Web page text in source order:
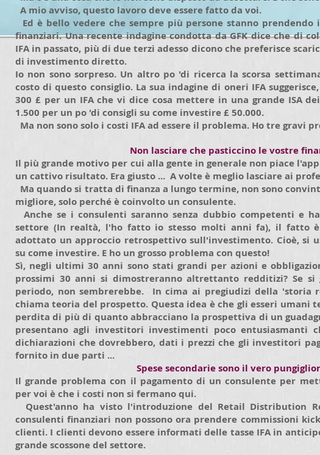
A mio avviso, questo lavoro deve essere fatto da voi.
Ed è bello vedere che sempre più persone stanno
finanziari. Una recente indagine condotta da GFK dice che di
IFA in passato, più di due terzi adesso dicono che preferisce
di investimento diretto.
Io non sono sorpreso. Un altro po 'di ricerca la scorsa
costo di questo consiglio. La sua indagine di oneri IFA
300 £ per un IFA che vi dice cosa mettere in una grande ISA
1.500 per un po 'di consigli su come investire £ 50.000.
Ma non sono solo i costi IFA ad essere il problema. Ho tre gravi
Non lasciare che pasticcino le vostre
Il più grande motivo per cui alla gente in generale non piace
un cattivo risultato. Era giusto ... A volte è meglio lasciare ai
Ma quando si tratta di finanza a lungo termine, non sono
migliore, solo perché è coinvolto un consulente.
Anche se i consulenti saranno senza dubbio competenti e
settore (In realtà, l'ho fatto io stesso molti anni fa), il fatto
adottato un approccio retrospettivo sull'investimento. Cioè, si
su come investire. E ho un grosso problema con questo!
Sì, negli ultimi 30 anni sono stati grandi per azioni e
prossimi 30 anni si dimostreranno altrettanto redditizi? Se
periodo, non sembrerebbe. In cima ai pregiudizi della 'storia
chiama teoria del prospetto. Questa idea è che gli esseri umani
perdita di più di quanto abbracciano la prospettiva di un
presentano agli investitori investimenti poco entusiasmanti
dichiarazioni che dovrebbero, dati i prezzi che gli investitori
fornito in due parti ...
Spese secondarie sono il vero
Il grande problema con il pagamento di un consulente per
per voi è che i costi non si fermano qui.
Quest'anno ha visto l'introduzione del Retail Distribution
consulenti finanziari non possono ora prendere commissioni
clienti. I clienti devono essere informati delle tasse IFA in
grande scossone del settore.